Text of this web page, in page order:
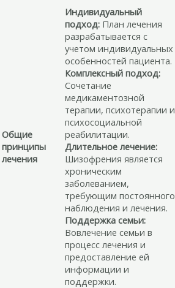
Общие
принципы
лечения
Индивидуальный
подход: План лечения
разрабатывается с
учетом индивидуальных
особенностей пациента.
Комплексный подход:
Сочетание
медикаментозной
терапии, психотерапии и
психосоциальной
реабилитации.
Длительное лечение:
Шизофрения является
хроническим
заболеванием,
требующим постоянного
наблюдения и лечения.
Поддержка семьи:
Вовлечение семьи в
процесс лечения и
предоставление ей
информации и
поддержки.